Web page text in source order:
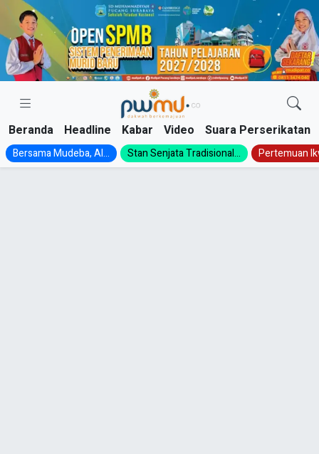
Skip
content
Beranda Headline Kabar Video Suara Perserikatan
Bersama Mudeba, Al... Stan Senjata Tradisional... Pertemuan